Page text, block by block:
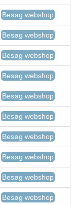
Besøg webshop
Besøg webshop
Besøg webshop
Besøg webshop
Besøg webshop
Besøg webshop
Besøg webshop
Besøg webshop
Besøg webshop
Besøg webshop